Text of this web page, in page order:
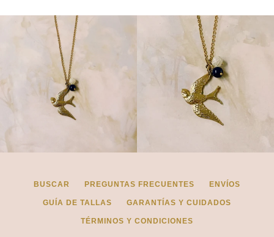
BUSCAR
BUSCAR PREGUNTAS FRECUENTES ENVÍOS
GUÍA DE TALLAS GARANTÍAS Y CUIDADOS
TÉRMINOS Y CONDICIONES